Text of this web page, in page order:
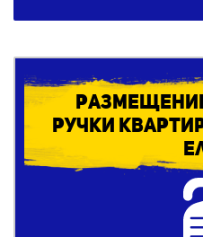
ручки